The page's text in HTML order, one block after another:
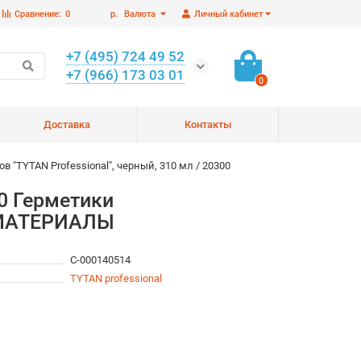
Личный кабинет
р. Валюта
Сравнение: 0
+7 (495) 724 49 52
+7 (966) 173 03 01
0
Доставка Контакты
"TYTAN Professional", черный, 310 мл / 20300
Герметики
С-000140514
TYTAN professional